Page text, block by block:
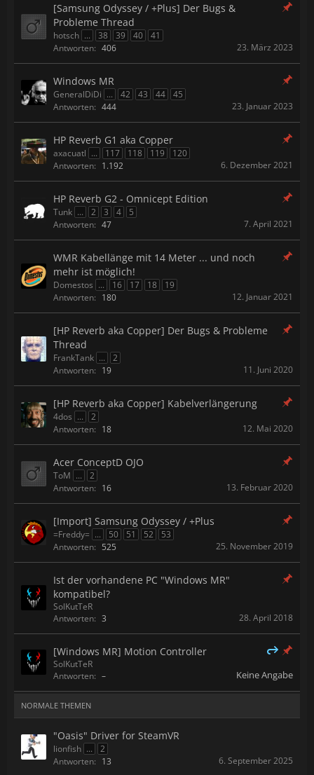
[Samsung Odyssey / +Plus] Der Bugs &
Probleme Thread
hotsch ... 38 39 40
41
Antworten: 406 23. März 2023
Windows MR
GeneralDiDi ... 42 43 44
45
Antworten: 444 23. Januar 2023
HP Reverb G1 aka Copper
axacuatl ... 117 118 119
120
Antworten: 1.192 6. Dezember 2021
HP Reverb G2 - Omnicept Edition
Tunk ... 2 3 4
5
Antworten: 47 7. April 2021
WMR Kabellänge mit 14 Meter ... und noch
mehr ist möglich!
Domestos ... 16 17 18
19
Antworten: 180 12. Januar 2021
[HP Reverb aka Copper] Der Bugs & Probleme
Thread
FrankTank ...
2
Antworten: 19 11. Juni 2020
[HP Reverb aka Copper] Kabelverlängerung
4dos ...
2
Antworten: 18 12. Mai 2020
Acer ConceptD OJO
ToM ...
2
Antworten: 16 13. Februar 2020
[Import] Samsung Odyssey / +Plus
=Freddy= ... 50 51 52
53
Antworten: 525 25. November 2019
Ist der vorhandene PC "Windows MR"
kompatibel?
SolKutTeR
Antworten: 3 28. April 2018
[Windows MR] Motion Controller
SolKutTeR
Antworten: – Keine Angabe
NORMALE THEMEN
"Oasis" Driver for SteamVR
lionfish ...
2
Antworten: 13 6. September 2025